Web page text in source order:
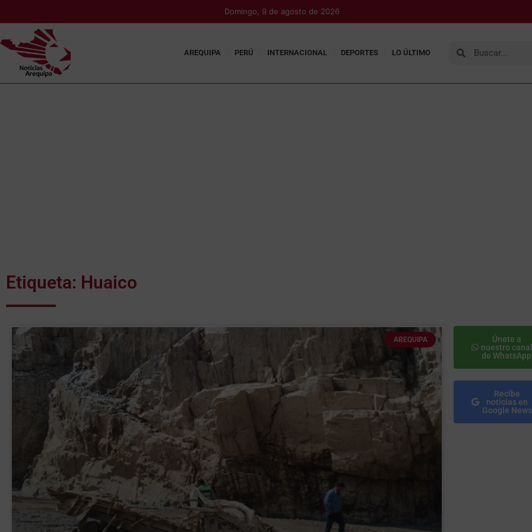
Domingo, 9 de agosto de 2026
AREQUIPA PERÚ INTERNACIONAL DEPORTES LO ÚLTIMO
Etiqueta: Huaico
AREQUIPA
Únete a
nuestro canal
de WhatsApp
Recibe
noticias en
Google News